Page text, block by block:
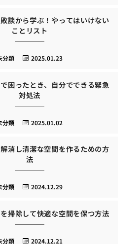
談から学ぶ！やってはいけない
ことリスト
2025.01.23
分類
困ったとき、自分でできる緊急
対処法
2025.01.02
分類
消し清潔な空間を作るための方
法
2024.12.29
分類
掃除して快適な空間を保つ方法
2024.12.21
分類